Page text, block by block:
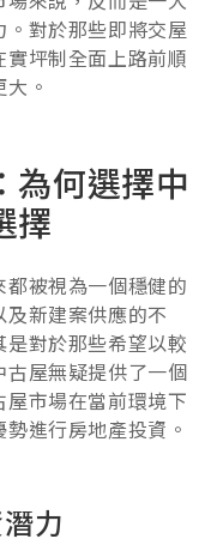
對於那些即將交屋
坪制全面上路前順
。
為何選擇中
擇
被視為一個穩健的
新建案供應的不
對於那些希望以較
屋無疑提供了一個
市場在當前環境下
進行房地產投資。
力